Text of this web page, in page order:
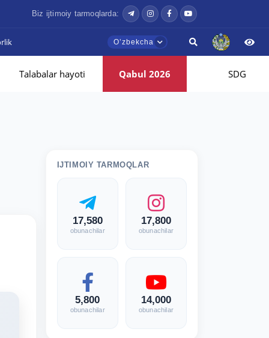
Biz ijtimoiy tarmoqlarda:
Oʼzbekcha
Talabalar hayoti Qabul 2026 SDG
IJTIMOIY TARMOQLAR
17,580
obunachilar
17,800
obunachilar
5,800
obunachilar
14,000
obunachilar